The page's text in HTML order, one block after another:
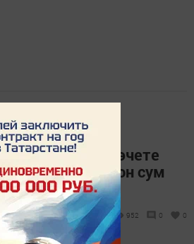
«Җәмигъ» мәчете
17 миллион сум
2022 - 14:14 952 0 0